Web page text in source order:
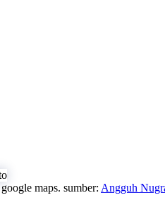
maps. sumber: Angguh